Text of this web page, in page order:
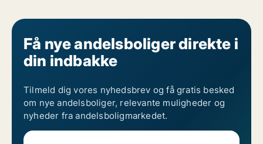
Andelsboliger til salg i Ørestad
Andelsboliger til salg på Østerbro
Få nye andelsboliger direkte i
din indbakke
Tilmeld dig vores nyhedsbrev og få gratis besked
om nye andelsboliger, relevante muligheder og
nyheder fra andelsboligmarkedet.